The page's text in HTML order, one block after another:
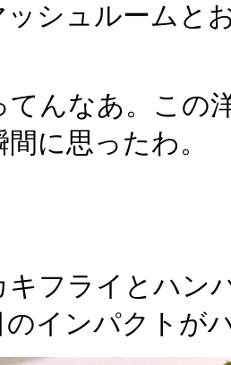
ッシュルームと
てんなあ。この
に思ったわ。
フライとハン
インパクトが